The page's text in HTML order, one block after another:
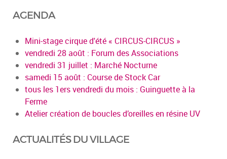
AGENDA
Mini-stage cirque d'été « CIRCUS-CIRCUS »
vendredi 28 août : Forum des Associations
vendredi 31 juillet : Marché Nocturne
samedi 15 août : Course de Stock Car
tous les 1ers vendredi du mois : Guinguette à la
Ferme
Atelier création de boucles d’oreilles en résine UV
ACTUALITÉS DU VILLAGE